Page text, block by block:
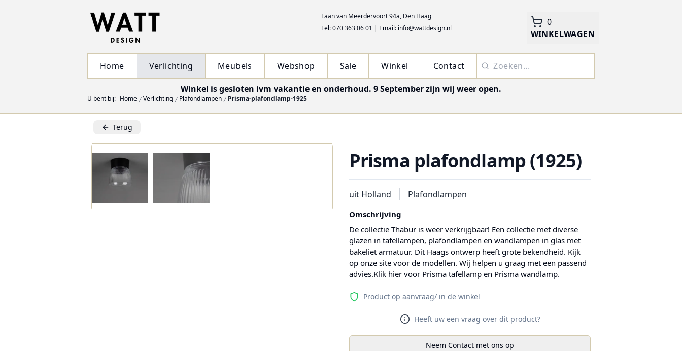
Laan van Meerdervoort 94a, Den Haag
Tel: 070 363 06 01 | Email: info@wattdesign.nl
0
WINKELWAGEN
Home Verlichting Meubels Webshop Sale Winkel Contact
Winkel is gesloten ivm vakantie en onderhoud. 9 September zijn wij weer open.
U bent bij: Home Verlichting Plafondlampen Prisma-plafondlamp-1925
Terug
Prisma plafondlamp (1925)
uit Holland Plafondlampen
Omschrijving
De collectie Thabur is weer verkrijgbaar! Een collectie met diverse
glazen in tafellampen, plafondlampen en wandlampen in glas met
bakeliet armatuur. Dit Haags ontwerp heeft grote bekendheid. Kijk
op onze site voor de modellen. Wij helpen u graag met een passend
advies.Klik hier voor Prisma tafellamp en Prisma wandlamp.
Product op aanvraag/ in de winkel
Heeft uw een vraag over dit product?
Neem Contact met ons op